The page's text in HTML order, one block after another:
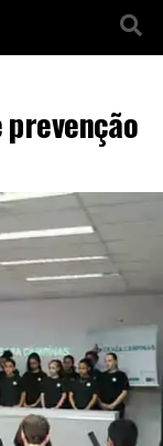
prevenção